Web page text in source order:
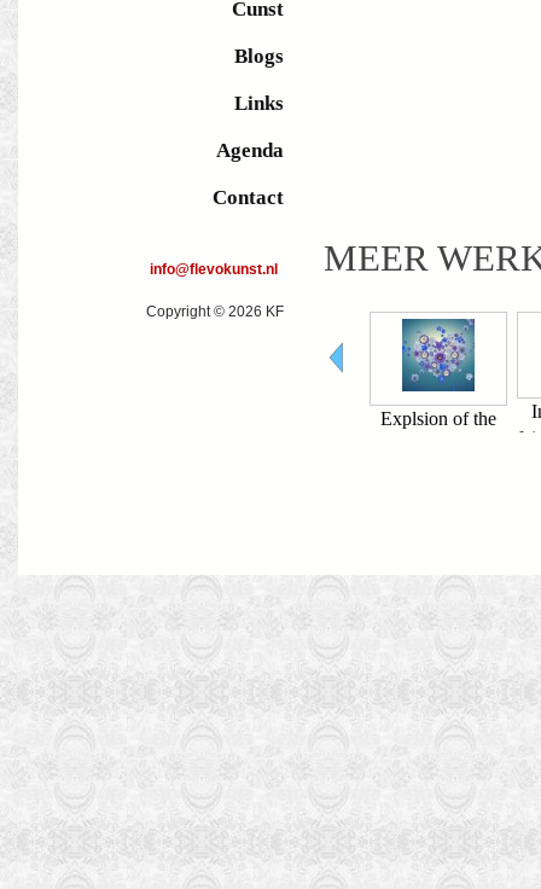
Cunst
Blogs
Links
Agenda
Contact
info@flevokunst.nl
Copyright © 2026 KF
MEER
Intersection of